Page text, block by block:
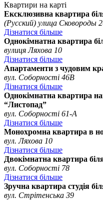
Квартири на карті
Ексклюзивна квартира
(Русский) улица Сковороды
Дізнатися більше
Однокімнатна квартира
вулиця Ляхова 10
Дізнатися більше
Апартаменти з чудовим
вул. Соборності 46В
Дізнатися більше
Однокімнатна квартира
“Листопад”
вул. Соборності 61-А
Дізнатися більше
Монохромна квартира в
вул. Ляхова 10
Дізнатися більше
Двокімнатна квартира
вул. Соборності 78
Дізнатися більше
Зручна квартира студія
вул. Стрітенська 39